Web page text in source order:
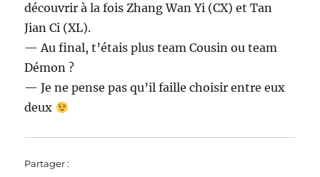
découvrir à la fois Zhang Wan Yi (CX) et Tan
Jian Ci (XL).
— Au final, t’étais plus team Cousin ou team
Démon ?
— Je ne pense pas qu’il faille choisir entre eux
deux
Partager :